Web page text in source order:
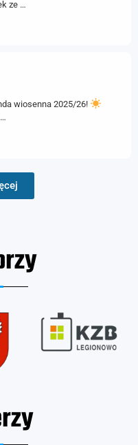
ze …
wiosenna 2025/26!